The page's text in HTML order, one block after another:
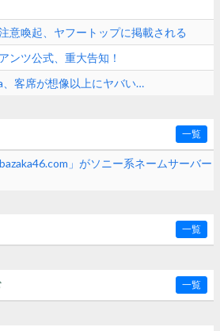
意喚起、ヤフートップに掲載される
ンツ公式、重大告知！
、客席が想像以上にヤバい…
一覧
」がソニー系ネームサーバー
一覧
一覧